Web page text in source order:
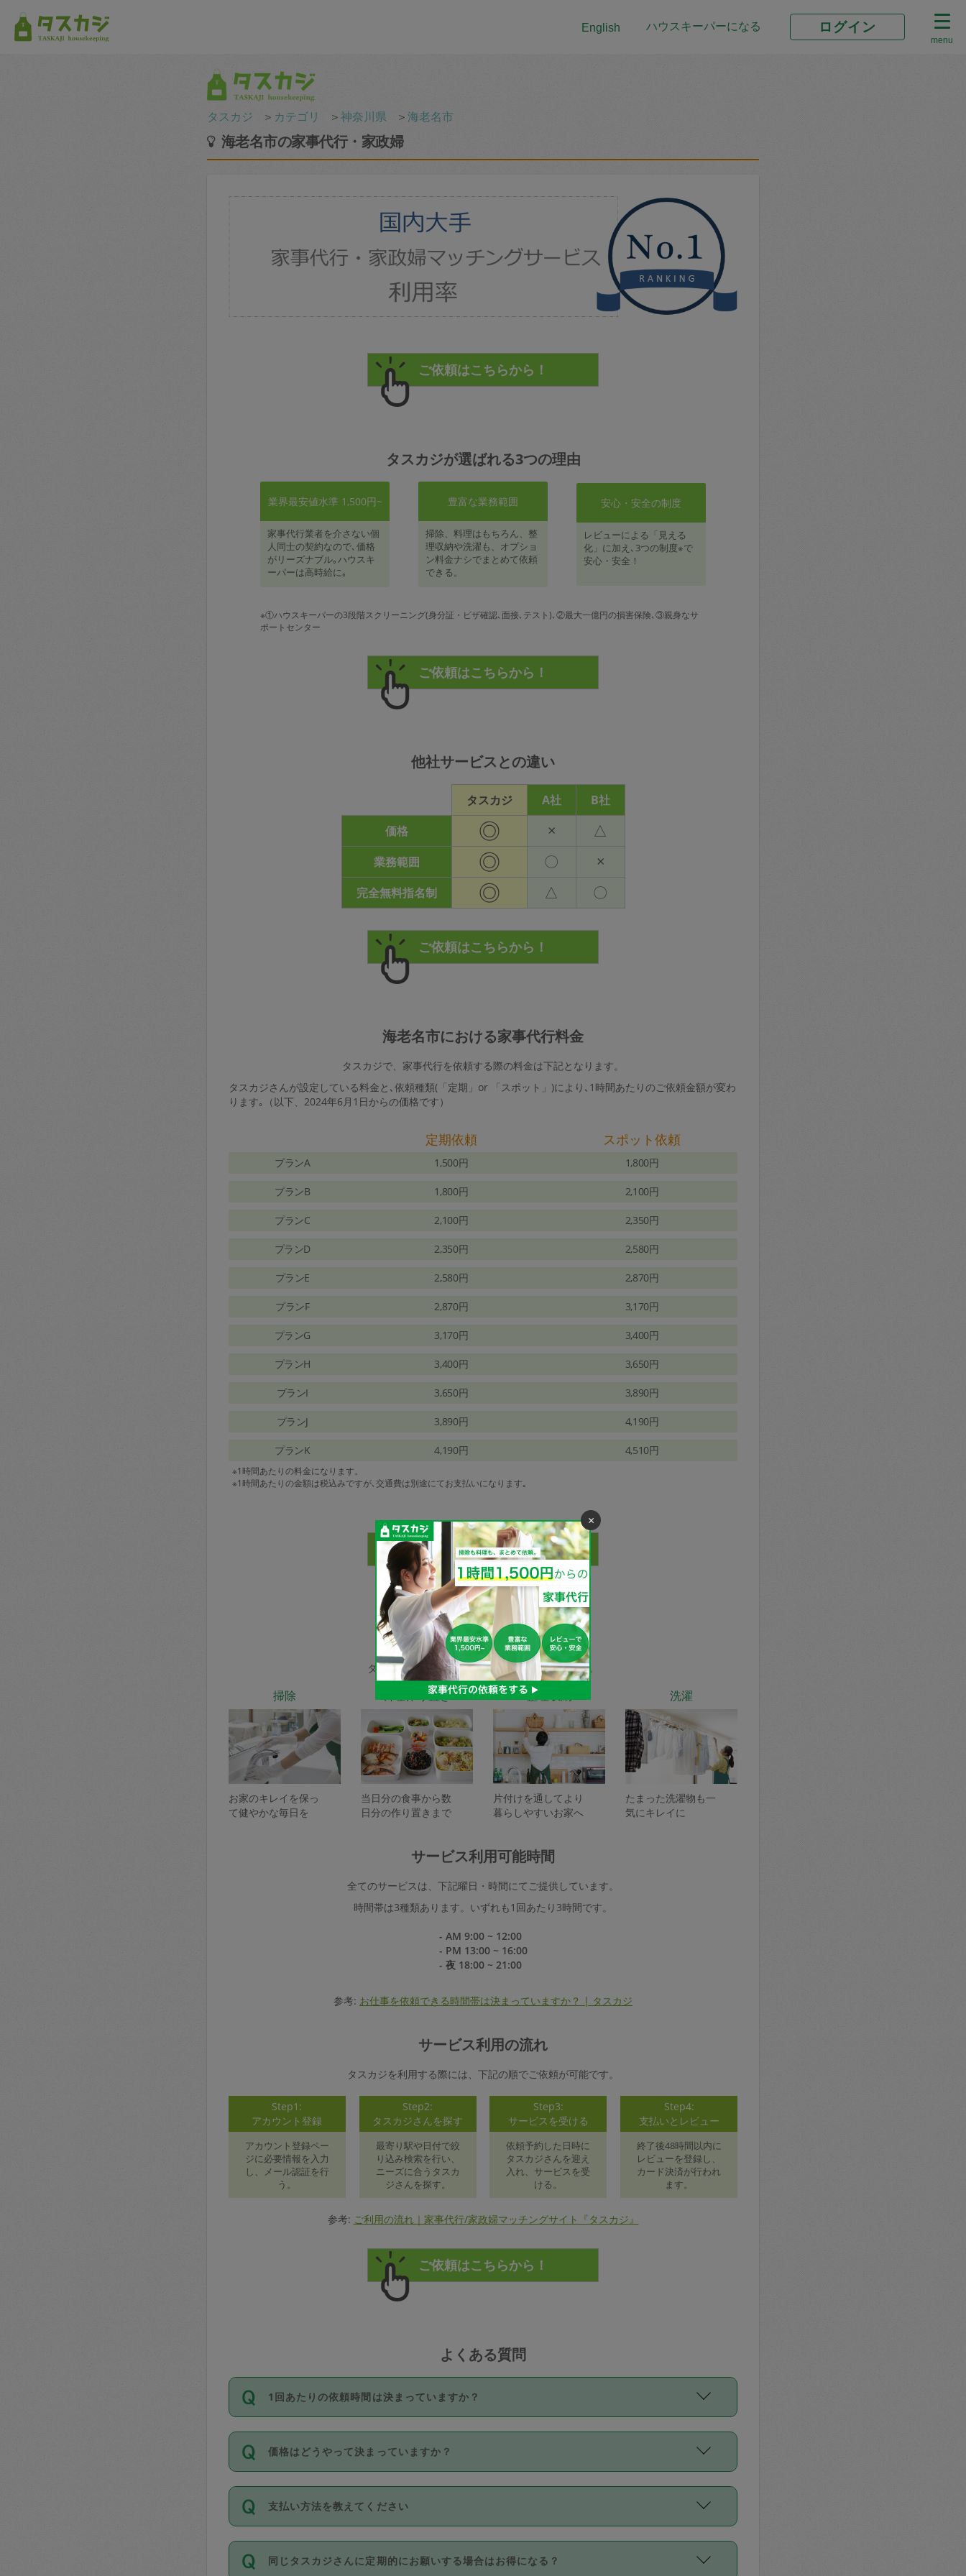
English ハウスキーパーになる ログイン
menu
タスカジ ＞ カテゴリ ＞神奈川県 ＞海老名市
海老名市の家事代行・家政婦
タスカジが選ばれる3つの理由
業界最安値水準 1,500円~
家事代行業者を介さない個
人同士の契約なので､価格
がリーズナブル｡ハウスキ
ーパーは高時給に｡
豊富な業務範囲
掃除、料理はもちろん、整
理収納や洗濯も、オプショ
ン料金ナシでまとめて依頼
できる。
安心・安全の制度
レビューによる「見える
化」に加え､3つの制度※で
安心・安全！
※①ハウスキーパーの3段階スクリーニング(身分証・ビザ確認､面接､テスト)､②最大一億円の損害保険､③親身なサ
ポートセンター
他社サービスとの違い
タスカジ A社
B社
価格
◎ × △
業務範囲 ◎ 〇 ×
完全無料指名制 ◎ △ 〇
海老名市における家事代行料金
タスカジで、家事代行を依頼する際の料金は下記となります。
タスカジさんが設定している料金と､依頼種類(「定期」or 「スポット」)により､1時間あたりのご依頼金額が変わ
ります｡（以下、2024年6月1日からの価格です）
定期依頼 スポット依頼
プランA 1,500円 1,800円
プランB 1,800円 2,100円
プランC 2,100円 2,350円
プランD 2,350円 2,580円
プランE 2,580円 2,870円
プランF 2,870円 3,170円
プランG 3,170円 3,400円
プランH 3,400円 3,650円
プランI 3,650円 3,890円
プランJ 3,890円 4,190円
プランK 4,190円 4,510円
※1時間あたりの料金になります。
※1時間あたりの金額は税込みですが､交通費は別途にてお支払いになります｡
家事代行サービスの種類
タスカジで依頼できるサービスは下記となります。
掃除
お家のキレイを保っ
て健やかな毎日を
料理作り置き
当日分の食事から数
日分の作り置きまで
整理収納
片付けを通してより
暮らしやすいお家へ
洗濯
たまった洗濯物も一
気にキレイに
サービス利用可能時間
全てのサービスは、下記曜日・時間にてご提供しています。
時間帯は3種類あります。いずれも1回あたり3時間です。
- AM 9:00 ~ 12:00
- PM 13:00 ~ 16:00
- 夜 18:00 ~ 21:00
参考: お仕事を依頼できる時間帯は決まっていますか？ | タスカジ
サービス利用の流れ
タスカジを利用する際には、下記の順でご依頼が可能です。
Step1:
アカウント登録
アカウント登録ペー
ジに必要情報を入力
し、メール認証を行
う。
Step2:
タスカジさんを探す
最寄り駅や日付で絞
り込み検索を行い、
ニーズに合うタスカ
ジさんを探す。
Step3:
サービスを受ける
依頼予約した日時に
タスカジさんを迎え
入れ、サービスを受
ける。
Step4:
支払いとレビュー
終了後48時間以内に
レビューを登録し、
カード決済が行われ
ます。
参考: ご利用の流れ｜家事代行/家政婦マッチングサイト『タスカジ』
よくある質問
1回あたりの依頼時間は決まっていますか？
依頼1回につき3時間固定です。3時間を超えて依頼したい場合は、延長機能をご利用くださ
い。機能をご利用いただくには、タスカジさんに事前に相談し、合意の上事前申請すること
が必要です。なお、3時間を下回っても、値引き等はございません。
価格はどうやって決まっていますか？
11種類の価格帯の中からタスカジさん自身が価格を選んで設定しています。
タスカジさんの価格設定には最初は制限があり、レビュー件数、レビューの平均値、などで
除々に設定可能な最高額が上がっていく仕組みになっています。
支払い方法を教えてください
お支払方法はクレジットカード（Visa／Master／JCB／AMERICAN EXPRESS／Diners
Club）のみとなります。
同じタスカジさんに定期的にお願いする場合はお得になる？
×